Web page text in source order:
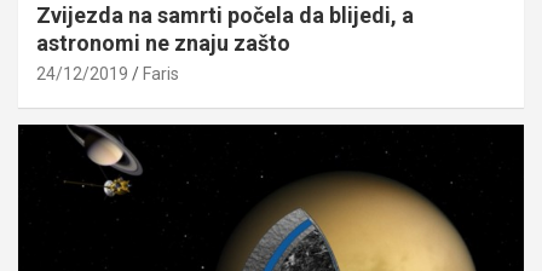
Zvijezda na samrti počela da blijedi, a
astronomi ne znaju zašto
24/12/2019 Faris